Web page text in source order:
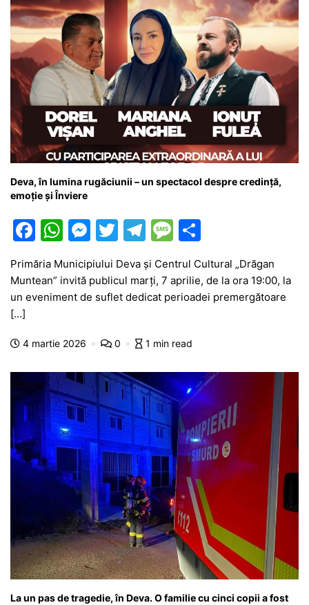
Deva, în lumina rugăciunii – un spectacol despre credință,
emoție și Înviere
F
a
c
e
o
k
W
at
s
p
M
e
s
s
n
er
T
itt
er
T
el
e
gr
m
M
s
s
g
ta
je
Primăria Municipiului Deva și Centrul Cultural „Drăgan
Muntean” invită publicul marți, 7 aprilie, de la ora 19:00, la
un eveniment de suflet dedicat perioadei premergătoare
[…]
4 martie 2026 0 1 min read
La un pas de tragedie, în Deva. O familie cu cinci copii a fost